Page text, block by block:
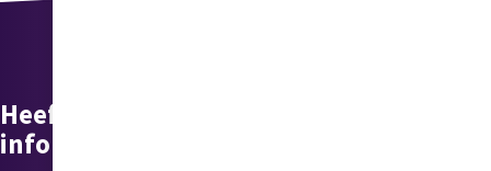
Heeft u vragen of wilt u meer
informatie over healthyLIFE?